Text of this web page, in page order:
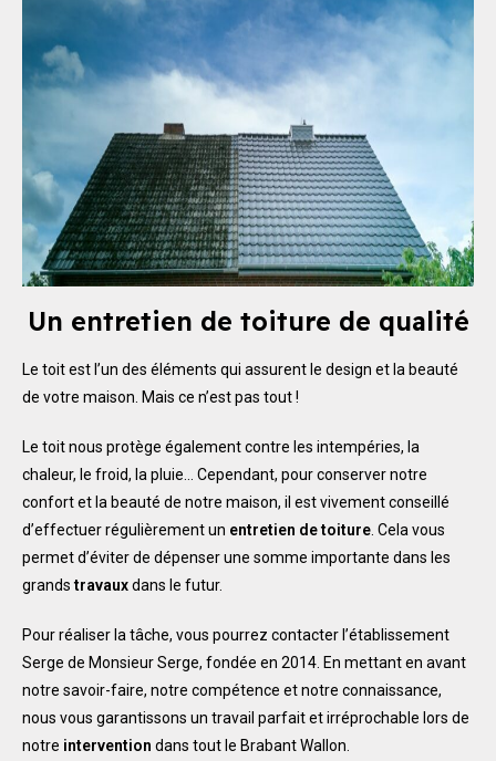
Un entretien de toiture de qualité
Le toit est l’un des éléments qui assurent le design et la beauté
de votre maison. Mais ce n’est pas tout !
Le toit nous protège également contre les intempéries, la
chaleur, le froid, la pluie… Cependant, pour conserver notre
confort et la beauté de notre maison, il est vivement conseillé
d’effectuer régulièrement un entretien de toiture. Cela vous
permet d’éviter de dépenser une somme importante dans les
grandstravauxdans le futur.
Pour réaliser la tâche, vous pourrez contacter l’établissement
Serge de Monsieur Serge, fondée en 2014. En mettant en avant
notre savoir-faire, notre compétence et notre connaissance,
nous vous garantissons un travail parfait et irréprochable lors de
notre intervention dans tout le Brabant Wallon.